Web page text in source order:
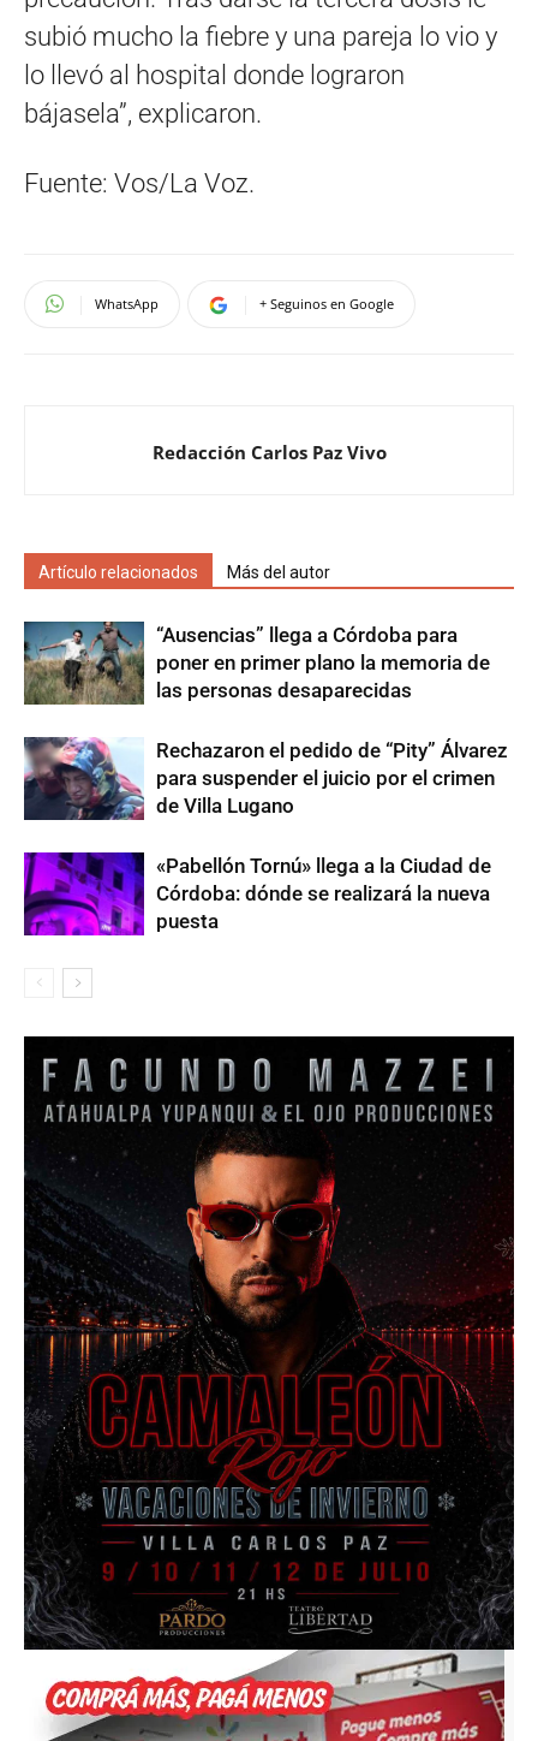
subió mucho la fiebre y una pareja lo vio y
lo llevó al hospital donde lograron
bájasela”, explicaron.
Fuente: Vos/La Voz.
WhatsApp + Seguinos en Google
Redacción Carlos Paz Vivo
Artículo relacionados Más del autor
“Ausencias” llega a Córdoba para
poner en primer plano la memoria de
las personas desaparecidas
Rechazaron el pedido de “Pity” Álvarez
para suspender el juicio por el crimen
de Villa Lugano
«Pabellón Tornú» llega a la Ciudad de
Córdoba: dónde se realizará la nueva
puesta